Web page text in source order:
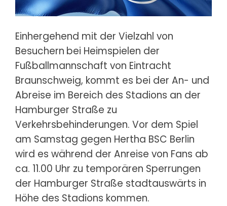
Einhergehend mit der Vielzahl von
Besuchern bei Heimspielen der
Fußballmannschaft von Eintracht
Braunschweig, kommt es bei der An- und
Abreise im Bereich des Stadions an der
Hamburger Straße zu
Verkehrsbehinderungen. Vor dem Spiel
am Samstag gegen Hertha BSC Berlin
wird es während der Anreise von Fans ab
ca. 11.00 Uhr zu temporären Sperrungen
der Hamburger Straße stadtauswärts in
Höhe des Stadions kommen.